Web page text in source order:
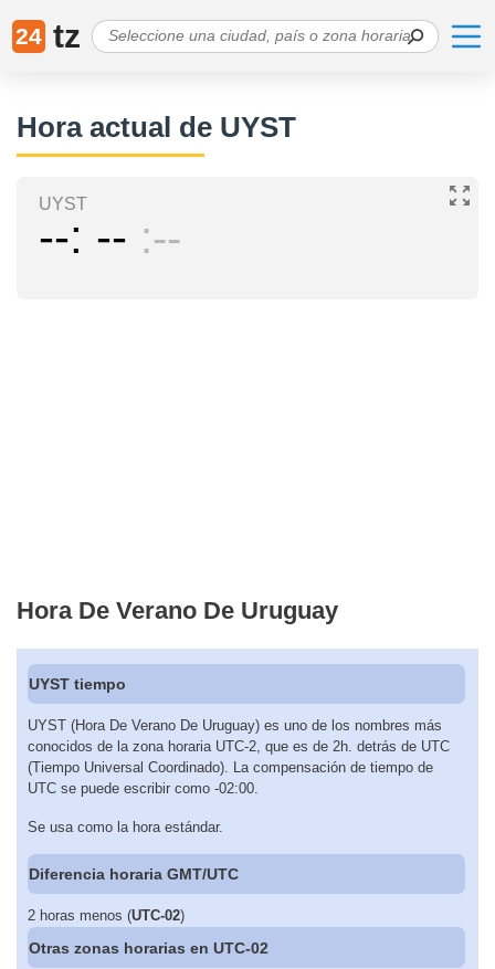
24 tz
Hora actual de UYST
UYST
-- -- --
Hora De Verano De Uruguay
UYST tiempo
UYST (Hora De Verano De Uruguay) es uno de los nombres más
conocidos de la zona horaria UTC-2, que es de 2h. detrás de UTC
(Tiempo Universal Coordinado). La compensación de tiempo de
UTC se puede escribir como -02:00.
Se usa como la hora estándar.
Diferencia horaria GMT/UTC
2 horas menos (UTC-02)
Otras zonas horarias en UTC-02